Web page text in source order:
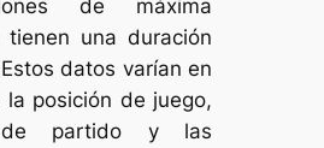
de máxima
tienen una duración
Estos datos varían en
posición de juego,
partido y las